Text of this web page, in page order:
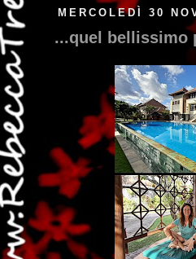
MERCOLEDÌ 30
...quel bellissimo